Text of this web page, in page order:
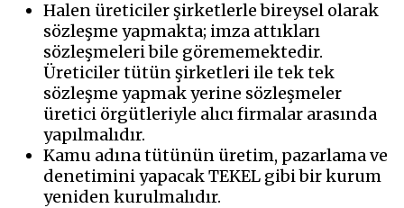
Halen üreticiler şirketlerle bireysel olarak
sözleşme yapmakta; imza attıkları
sözleşmeleri bile görememektedir.
Üreticiler tütün şirketleri ile tek tek
sözleşme yapmak yerine sözleşmeler
üretici örgütleriyle alıcı firmalar arasında
yapılmalıdır.
Kamu adına tütünün üretim, pazarlama ve
denetimini yapacak TEKEL gibi bir kurum
yeniden kurulmalıdır.